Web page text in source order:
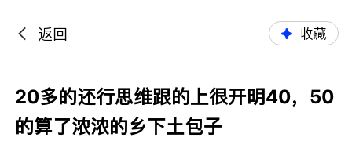
返回 收藏
20多的还行思维跟的上很开明40，50
的算了浓浓的乡下土包子